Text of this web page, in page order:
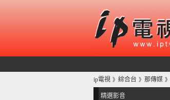
ip電視 》 綜合台 》 那傳媒 》
精選影音